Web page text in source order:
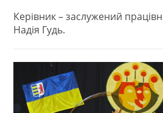
Керівник – заслужений
Надія Гудь.